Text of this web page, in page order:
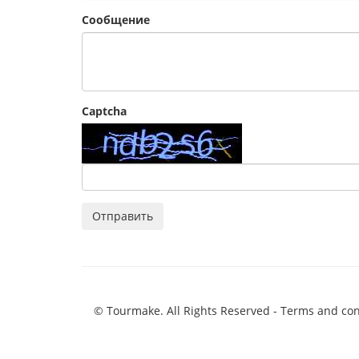
Сообщение
Captcha
Отправить
© Tourmake. All Rights Reserved - Terms and